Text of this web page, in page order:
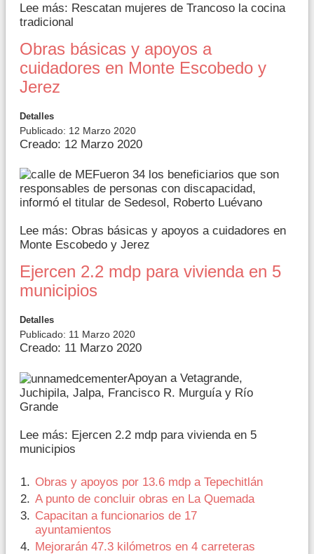
Lee más: Rescatan mujeres de Trancoso la cocina
tradicional
Obras básicas y apoyos a
cuidadores en Monte Escobedo y
Jerez
Detalles
Publicado: 12 Marzo 2020
Creado: 12 Marzo 2020
Fueron 34 los beneficiarios que son
responsables de personas con discapacidad,
informó el titular de Sedesol, Roberto Luévano
Lee más: Obras básicas y apoyos a cuidadores en
Monte Escobedo y Jerez
Ejercen 2.2 mdp para vivienda en 5
municipios
Detalles
Publicado: 11 Marzo 2020
Creado: 11 Marzo 2020
Apoyan a Vetagrande,
Juchipila, Jalpa, Francisco R. Murguía y Río
Grande
Lee más: Ejercen 2.2 mdp para vivienda en 5
municipios
Obras y apoyos por 13.6 mdp a Tepechitlán
A punto de concluir obras en La Quemada
Capacitan a funcionarios de 17
ayuntamientos
Mejorarán 47.3 kilómetros en 4 carreteras